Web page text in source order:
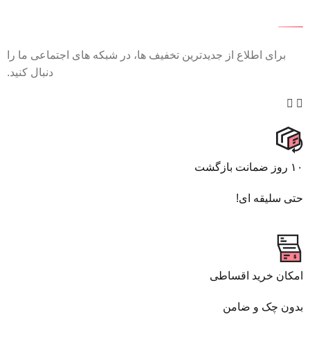
برای اطلاع از جدیدترین تخفیف ها، در شبکه های اجتماعی ما را
دنبال کنید.
۱۰ روز ضمانت بازگشت
حتی سلیقه ای!
امکان خرید اقساطی
بدون چک و ضامن